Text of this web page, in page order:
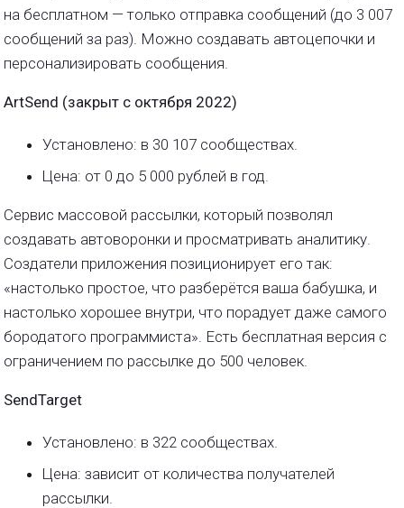
на бесплатном — только отправка сообщений (до 3 007
сообщений за раз). Можно создавать автоцепочки и
персонализировать сообщения.
ArtSend (закрыт с октября 2022)
Установлено: в 30 107 сообществах.
Цена: от 0 до 5 000 рублей в год.
Сервис массовой рассылки, который позволял
создавать автоворонки и просматривать аналитику.
Создатели приложения позиционирует его так:
«настолько простое, что разберётся ваша бабушка, и
настолько хорошее внутри, что порадует даже самого
бородатого программиста». Есть бесплатная версия с
ограничением по рассылке до 500 человек.
SendTarget
Установлено: в 322 сообществах.
Цена: зависит от количества получателей
рассылки.